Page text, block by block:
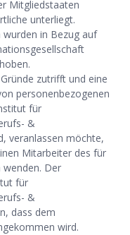
Mitgliedstaaten
unterliegt.
in Bezug auf
zutrifft und eine
personenbezogenen
für
&
veranlassen möchte,
Mitarbeiter des für
wenden. Der
für
&
dass dem
wird.